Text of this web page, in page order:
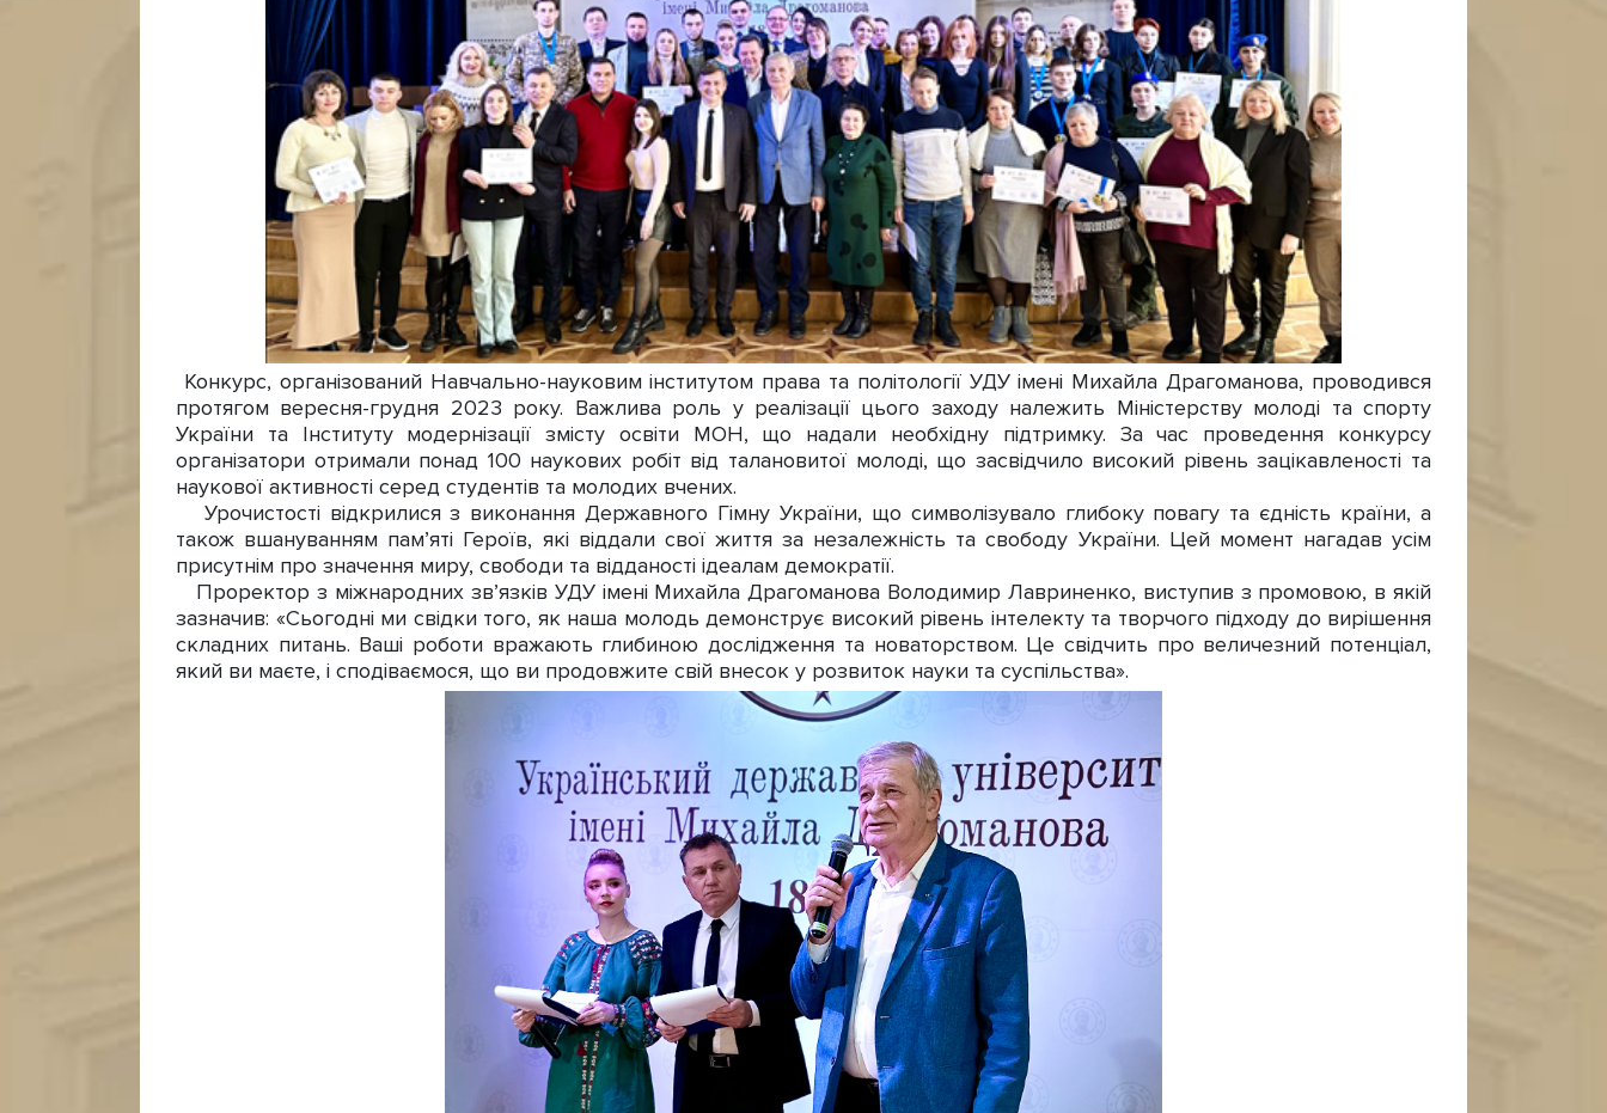
Конкурс, організований Навчально-науковим інститутом права та політології УДУ імені Михайла Драгоманова, проводився
протягом вересня-грудня 2023 року. Важлива роль у реалізації цього заходу належить Міністерству молоді та спорту
України та Інституту модернізації змісту освіти МОН, що надали необхідну підтримку. За час проведення конкурсу
організатори отримали понад 100 наукових робіт від талановитої молоді, що засвідчило високий рівень зацікавленості та
наукової активності серед студентів та молодих вчених.
Урочистості відкрилися з виконання Державного Гімну України, що символізувало глибоку повагу та єдність країни, а
також вшануванням пам’яті Героїв, які віддали свої життя за незалежність та свободу України. Цей момент нагадав усім
присутнім про значення миру, свободи та відданості ідеалам демократії.
Проректор з міжнародних зв’язків УДУ імені Михайла Драгоманова Володимир Лавриненко, виступив з промовою, в якій
зазначив: «Сьогодні ми свідки того, як наша молодь демонструє високий рівень інтелекту та творчого підходу до вирішення
складних питань. Ваші роботи вражають глибиною дослідження та новаторством. Це свідчить про величезний потенціал,
який ви маєте, і сподіваємося, що ви продовжите свій внесок у розвиток науки та суспільства».